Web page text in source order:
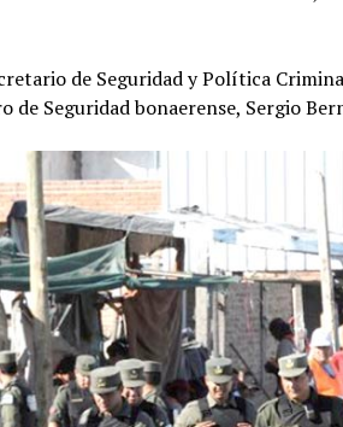
de Seguridad y Política
de Seguridad bonaerense, Sergio